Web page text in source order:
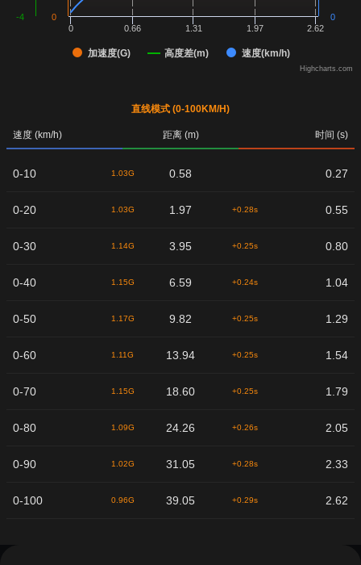
加速度(G) 高度差(m) 速度(km/h)
0 0.66 1.31 1.97 2.62
0
-4 0
Highcharts.com
直线模式 (0-100KM/H)
速度 (km/h) 距离 (m) 时间 (s)
0-10 1.03G 0.58 0.27
0-20 1.03G 1.97 +0.28s 0.55
0-30 1.14G 3.95 +0.25s 0.80
0-40 1.15G 6.59 +0.24s 1.04
0-50 1.17G 9.82 +0.25s 1.29
0-60 1.11G 13.94 +0.25s 1.54
0-70 1.15G 18.60 +0.25s 1.79
0-80 1.09G 24.26 +0.26s 2.05
0-90 1.02G 31.05 +0.28s 2.33
0-100 0.96G 39.05 +0.29s 2.62